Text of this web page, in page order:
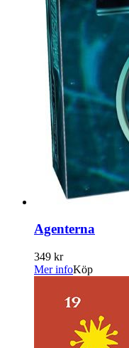
Agenterna
349 kr
Mer infoKöp